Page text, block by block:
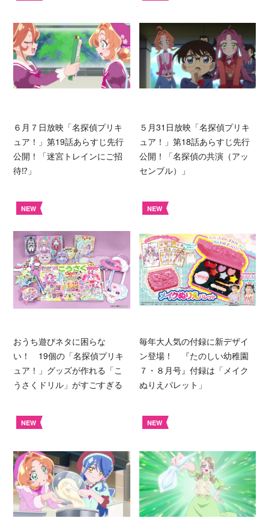
６月７日放映「名探偵プリキ
ュア！」第19話あらすじ先行
公開！「迷宮トレインにご招
待⁉︎」
５月31日放映「名探偵プリキ
ュア！」第18話あらすじ先行
公開！「名探偵の共演（アッ
センブル）」
NEW
おうち遊びネタに困らな
い！ 19個の「名探偵プリキ
ュア！」グッズが作れる「こ
うさくドリル」がすごすぎる
NEW
毎年大人気の付録に新デザイ
ン登場！ 『たのしい幼稚園
７・８月号』付録は「メイク
ぬりえパレット」
NEW NEW